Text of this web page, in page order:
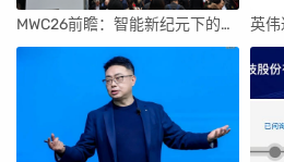
MWC26前瞻：智能新纪元下的科技盛宴